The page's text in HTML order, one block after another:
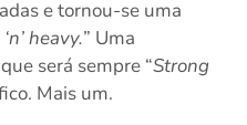
e tornou-se uma
heavy.” Uma
será sempre “Strong
Mais um.